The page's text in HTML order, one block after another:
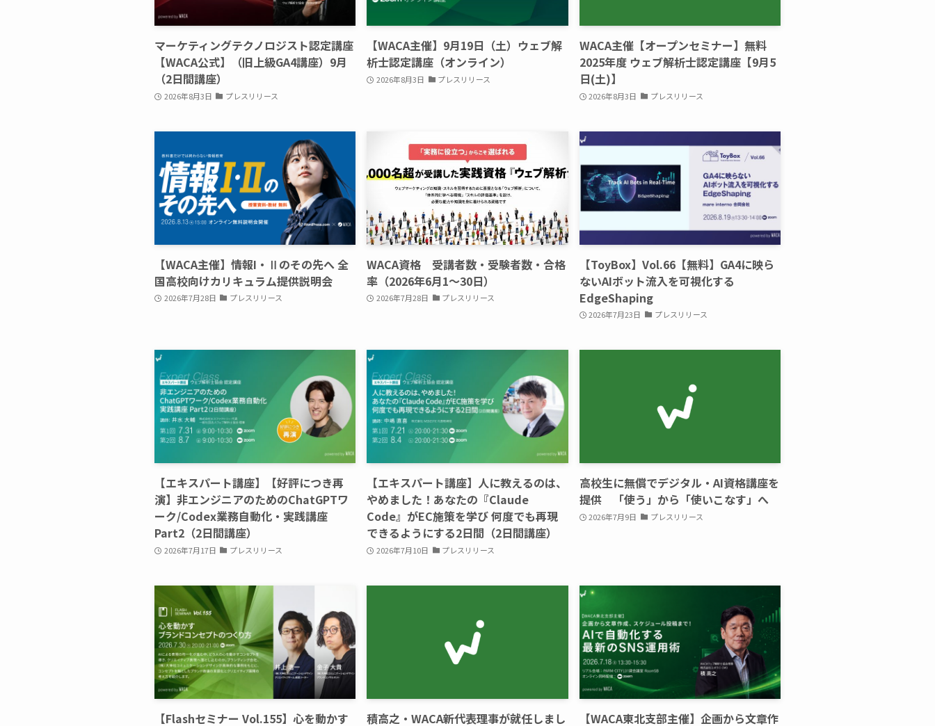
マーケティングテクノロジスト認定講座
【WACA公式】（旧上級GA4講座）9月
（2日間講座）
2026年8月3日 プレスリリース
【WACA主催】9月19日（土）ウェブ解
析士認定講座（オンライン）
2026年8月3日 プレスリリース
WACA主催【オープンセミナー】無料
2025年度 ウェブ解析士認定講座【9月5
日(土)】
2026年8月3日 プレスリリース
【WACA主催】情報I・Ⅱのその先へ 全
国高校向けカリキュラム提供説明会
2026年7月28日 プレスリリース
WACA資格 受講者数・受験者数・合格
率（2026年6月1〜30日）
2026年7月28日 プレスリリース
【ToyBox】Vol.66【無料】GA4に映ら
ないAIボット流入を可視化する
EdgeShaping
2026年7月23日 プレスリリース
【エキスパート講座】【好評につき再
演】非エンジニアのためのChatGPTワ
ーク/Codex業務自動化・実践講座
Part2（2日間講座）
2026年7月17日 プレスリリース
【エキスパート講座】人に教えるのは、
やめました！あなたの『Claude
Code』がEC施策を学び 何度でも再現
できるようにする2日間（2日間講座）
2026年7月10日 プレスリリース
高校生に無償でデジタル・AI資格講座を
提供 「使う」から「使いこなす」へ
2026年7月9日 プレスリリース
【Flashセミナー Vol.155】心を動かす
積高之・WACA新代表理事が就任しまし
【WACA東北支部主催】企画から文章作